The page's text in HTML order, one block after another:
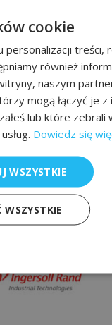
XTX
cookie
personalizacji treści,
również
naszym
mogą łączyć je z
lub które zebrali
Dowiedz się
WSZYSTKIE
WSZYSTKIE